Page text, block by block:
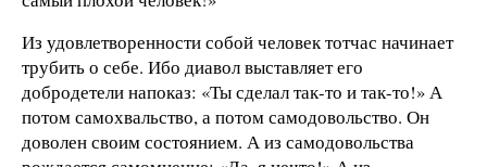
Из удовлетворенности собой человек тотчас начинает
трубить о себе. Ибо диавол выставляет его
добродетели напоказ: «Ты сделал так-то и так-то!» А
потом самохвальство, а потом самодовольство. Он
доволен своим состоянием. А из самодовольства